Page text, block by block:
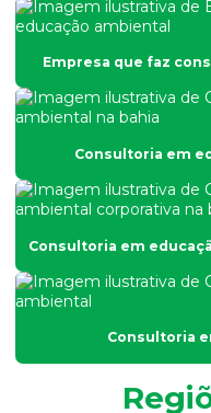
Consultoria em gestão
Consultoria em gestão
Consultoria para gestão de
Consultoria para gestão de
Consultoria e
Consultoria para
Consultoria de meio
Consultoria de meio
Consultoria técnica
Empresa que faz
Consultoria em
Consultoria em
Consultoria